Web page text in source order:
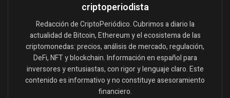
criptoperiodista
Redacción de CriptoPeriódico. Cubrimos a diario la
actualidad de Bitcoin, Ethereum y el ecosistema de las
criptomonedas: precios, análisis de mercado, regulación,
DeFi, NFT y blockchain. Información en español para
inversores y entusiastas, con rigor y lenguaje claro. Este
contenido es informativo y no constituye asesoramiento
financiero.